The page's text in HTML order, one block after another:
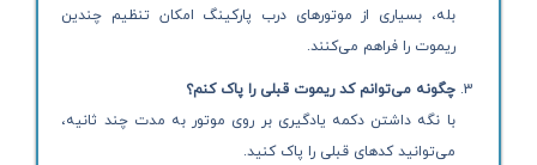
بله، بسیاری از موتورهای درب پارکینگ امکان تنظیم چندین
ریموت را فراهم می‌کنند.
چگونه می‌توانم کد ریموت قبلی را پاک کنم؟
با نگه داشتن دکمه یادگیری بر روی موتور به مدت چند ثانیه،
می‌توانید کدهای قبلی را پاک کنید.